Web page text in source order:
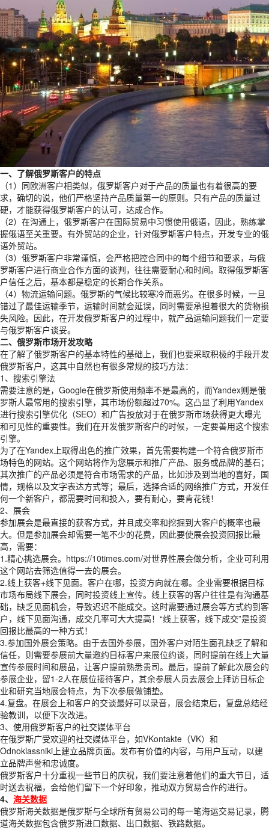
一、了解俄罗斯客户的特点
（1）同欧洲客户相类似，俄罗斯客户对于产品的质量也有着很高的要
求，确切的说，他们严格坚持产品质量第一的原则。只有产品的质量过
硬，才能获得俄罗斯客户的认可，达成合作。
（2）在沟通上，俄罗斯客户在国际贸易中习惯使用俄语，因此，熟练掌
握俄语至关重要。有外贸站的企业，针对俄罗斯客户特点，开发专业的俄
语外贸站。
（3）俄罗斯客户非常谨慎，会严格把控合同中的每个细节和要求，与俄
罗斯客户进行商业合作方面的谈判，往往需要耐心和时间。取得俄罗斯客
户信任之后，基本都是稳定的长期合作关系。
（4）物流运输问题。俄罗斯的气候比较寒冷而恶劣。在很多时候，一旦
错过了最佳运输季节，运输时间就会延误，同时需要承担着很大的货物损
失风险。因此，在开发俄罗斯客户的过程中，就产品运输问题我们一定要
与俄罗斯客户谈妥。
二、俄罗斯市场开发攻略
在了解了俄罗斯客户的基本特性的基础上，我们也要采取积极的手段开发
俄罗斯客户，这其中自然也有很多常规的技巧方法：
1、搜索引擎法
需要注意的是，Google在俄罗斯使用频率不是最高的，而Yandex则是俄
罗斯人最常用的搜索引擎，其市场份额超过70%。这凸显了利用Yandex
进行搜索引擎优化（SEO）和广告投放对于在俄罗斯市场获得更大曝光
和可见性的重要性。我们在开发俄罗斯客户的时候，一定要善用这个搜索
引擎。
为了在Yandex上取得出色的推广效果，首先需要构建一个符合俄罗斯市
场特色的网站。这个网站将作为您展示和推广产品、服务或品牌的基石；
其次推广的产品必须是符合市场需求的产品，比如涉及到当地的喜好，国
情，规格以及文字表达方式等；最后，选择合适的网络推广方式，开发任
何一个新客户，都需要时间和投入，要有耐心，要肯花钱！
2、展会
参加展会是最直接的获客方式，并且成交率和挖掘到大客户的概率也最
大。但是参加展会却需要一笔不少的花费，因此要使展会投资回报比最
高，需要：
1.精心挑选展会。https://10times.com/对世界性展会做分析，企业可利用
这个网站去筛选值得一去的展会。
2.线上获客+线下见面。客户在哪，投资方向就在哪。企业需要根据目标
市场布局线下展会，同时投资线上宣传。线上获客的客户往往是有沟通基
础，缺乏见面机会，导致迟迟不能成交。这时需要通过展会等方式约到客
户，线下见面沟通，成交几率可大大提高！“线上获客，线下成交”是投资
回报比最高的一种方式！
3.参加国外展会策略。由于去国外参展，国外客户对陌生面孔缺乏了解和
信任，则需要参展前大量邀约目标客户来展位约谈，同时提前在线上大量
宣传参展时间和展品，让客户提前熟悉贵司。最后，提前了解此次展会的
参展企业，留1-2人在展位接待客户，其余参展人员去展会上拜访目标企
业和研究当地展会特点，为下次参展做铺垫。
4.复盘。在展会上和客户的交谈最好可以录音，展会结束后，复盘总结经
验教训，以便下次改进。
3、使用俄罗斯客户的社交媒体平台
在俄罗斯广受欢迎的社交媒体平台，如VKontakte（VK）和
Odnoklassniki上建立品牌页面。发布有价值的内容，与用户互动，以建
立品牌声誉和忠诚度。
俄罗斯客户十分重视一些节日的庆祝，我们要注意着他们的重大节日，适
时送去祝福，会给他们留下一个好印象，推动双方贸易合作的进行。
4、 海关数据
俄罗斯海关数据是俄罗斯与全球所有贸易公司的每一笔海运交易记录，腾
道海关数据包含俄罗斯进口数据、出口数据、铁路数据。